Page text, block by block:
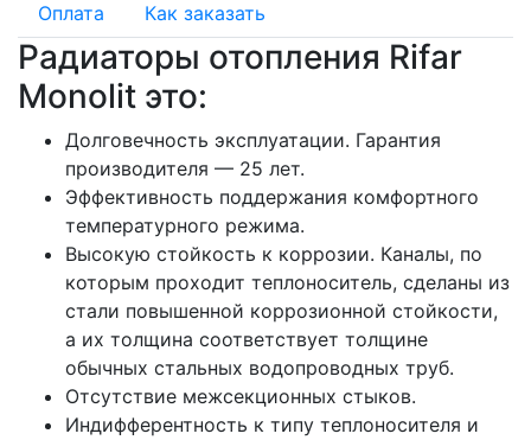
Оплата Как заказать
Радиаторы отопления Rifar
Monolit это:
Долговечность эксплуатации. Гарантия
производителя — 25 лет.
Эффективность поддержания комфортного
температурного режима.
Высокую стойкость к коррозии. Каналы, по
которым проходит теплоноситель, сделаны из
стали повышенной коррозионной стойкости,
а их толщина соответствует толщине
обычных стальных водопроводных труб.
Отсутствие межсекционных стыков.
Индифферентность к типу теплоносителя и